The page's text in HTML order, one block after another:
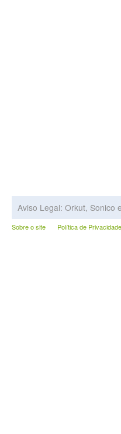
Aviso Legal: Orkut, Sonico
Sobre o site Política de Privacidade